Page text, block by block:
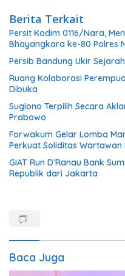
Berita Terkait
Persit Kodim 0116/Nara,
Bhayangkara ke-80 Polres
Persib Bandung Ukir
Ruang Kolaborasi
Dibuka
Sugiono Terpilih Secara
Prabowo
Forwakum Gelar Lomba
Perkuat Soliditas Wartawan
GIAT Run D’Ranau Bank
Republik dari Jakarta
Baca Juga